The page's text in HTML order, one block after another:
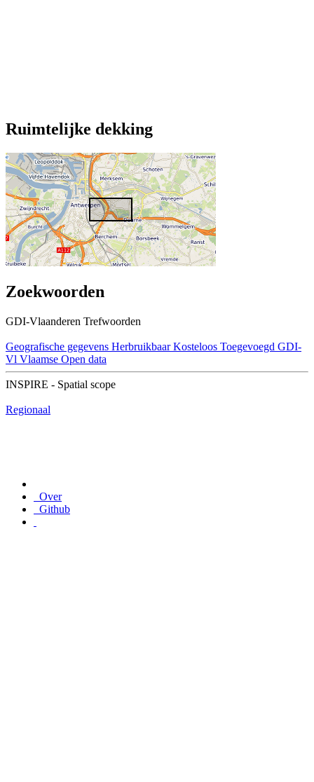
Ruimtelijke dekking
Zoekwoorden
GDI-Vlaanderen Trefwoorden
Geografische gegevens Herbruikbaar Kosteloos Toegevoegd GDI-
Vl Vlaamse Open data
INSPIRE - Spatial scope
Regionaal
Over
Github